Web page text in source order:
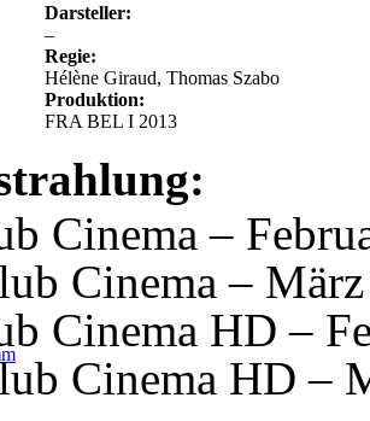
Darsteller:
–
Regie:
Hélène Giraud, Thomas Szabo
Produktion:
FRA BEL I 2013
Cinema –
Cinema –
Cinema HD –
Cinema HD –